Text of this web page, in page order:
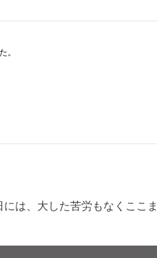
は、大した苦労もなくここ